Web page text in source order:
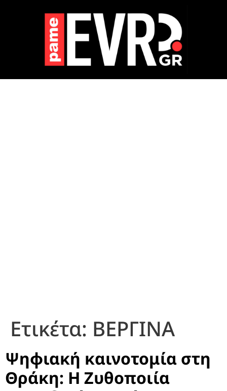
Ετικέτα: ΒΕΡΓΙΝΑ
Ψηφιακή καινοτομία στη
Θράκη: Η Ζυθοποιία